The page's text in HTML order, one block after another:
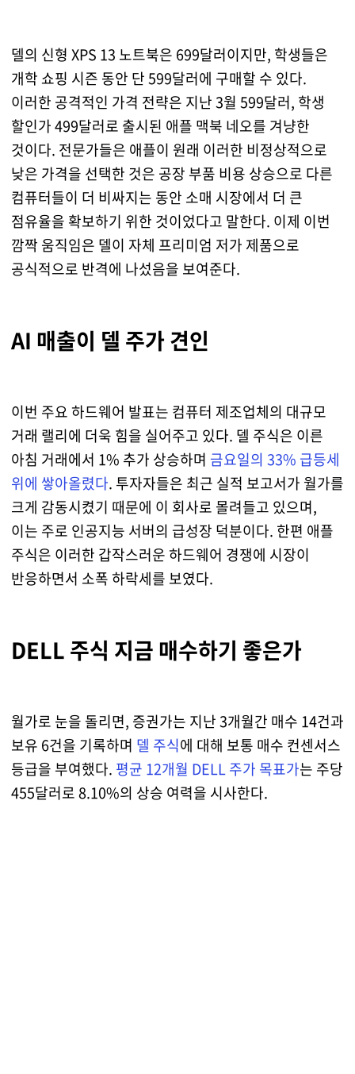
델의 신형 XPS 13 노트북은 699달러이지만, 학생들은
개학 쇼핑 시즌 동안 단 599달러에 구매할 수 있다.
이러한 공격적인 가격 전략은 지난 3월 599달러, 학생
할인가 499달러로 출시된 애플 맥북 네오를 겨냥한
것이다. 전문가들은 애플이 원래 이러한 비정상적으로
낮은 가격을 선택한 것은 공장 부품 비용 상승으로 다른
컴퓨터들이 더 비싸지는 동안 소매 시장에서 더 큰
점유율을 확보하기 위한 것이었다고 말한다. 이제 이번
깜짝 움직임은 델이 자체 프리미엄 저가 제품으로
공식적으로 반격에 나섰음을 보여준다.
AI 매출이 델 주가 견인
이번 주요 하드웨어 발표는 컴퓨터 제조업체의 대규모
거래 랠리에 더욱 힘을 실어주고 있다. 델 주식은 이른
아침 거래에서 1% 추가 상승하며 금요일의 33% 급등세
위에 쌓아올렸다. 투자자들은 최근 실적 보고서가 월가를
크게 감동시켰기 때문에 이 회사로 몰려들고 있으며,
이는 주로 인공지능 서버의 급성장 덕분이다. 한편 애플
주식은 이러한 갑작스러운 하드웨어 경쟁에 시장이
반응하면서 소폭 하락세를 보였다.
DELL 주식 지금 매수하기 좋은가
월가로 눈을 돌리면, 증권가는 지난 3개월간 매수 14건과
보유 6건을 기록하며 델 주식에 대해 보통 매수 컨센서스
등급을 부여했다. 평균 12개월 DELL 주가 목표가는 주당
455달러로 8.10%의 상승 여력을 시사한다.